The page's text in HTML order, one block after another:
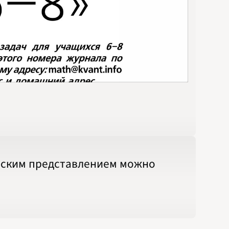
представлением можно